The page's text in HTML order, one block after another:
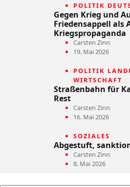
POLITIK
Gegen Krieg und
Friedensappell
Kriegspropaganda
Carsten Zinn
19. Mai 2026
POLITIK
WIRTSCHAFT
Straßenbahn für
Rest
Carsten Zinn
16. Mai 2026
SOZIALES
Abgestuft,
Carsten Zinn
8. Mai 2026